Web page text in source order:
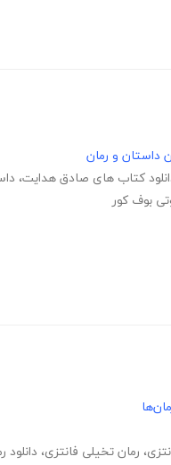
داستان و رمان
کتاب های صادق هدایت،
بوف کور
، رمان تخیلی فانتزی، دانلود